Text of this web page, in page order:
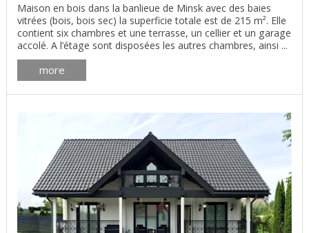
Maison en bois dans la banlieue de Minsk avec des baies
vitrées (bois, bois sec) la superficie totale est de 215 m². Elle
contient six chambres et une terrasse, un cellier et un garage
accolé. A l’étage sont disposées les autres chambres, ainsi ...
more